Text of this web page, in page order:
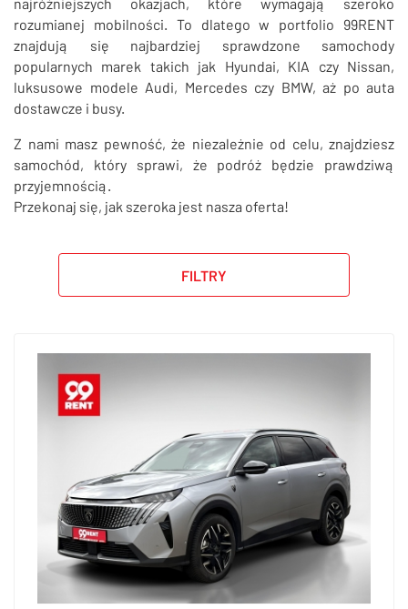
rozumianej mobilności. To dlatego w portfolio 99RENT
znajdują się najbardziej sprawdzone samochody
popularnych marek takich jak Hyundai, KIA czy Nissan,
luksusowe modele Audi, Mercedes czy BMW, aż po auta
dostawcze i busy.
Z nami masz pewność, że niezależnie od celu, znajdziesz
samochód, który sprawi, że podróż będzie prawdziwą
przyjemnością.
Przekonaj się, jak szeroka jest nasza oferta!
FILTRY